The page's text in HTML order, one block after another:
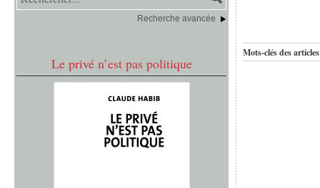
Recherche avancée
Le privé n’est pas politique
Mots-clés des